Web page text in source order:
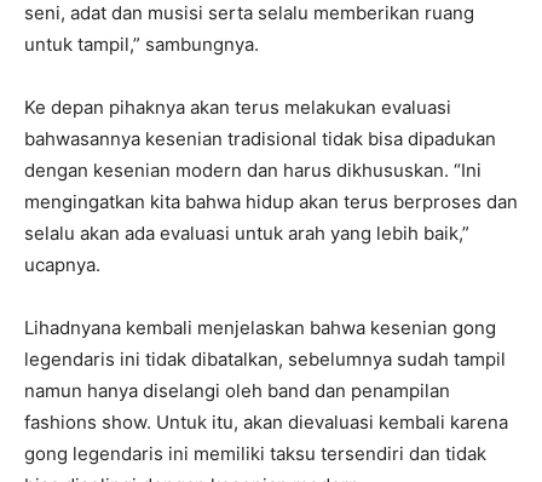
seni, adat dan musisi serta selalu memberikan ruang
untuk tampil,” sambungnya.
Ke depan pihaknya akan terus melakukan evaluasi
bahwasannya kesenian tradisional tidak bisa dipadukan
dengan kesenian modern dan harus dikhususkan. “Ini
mengingatkan kita bahwa hidup akan terus berproses dan
selalu akan ada evaluasi untuk arah yang lebih baik,”
ucapnya.
Lihadnyana kembali menjelaskan bahwa kesenian gong
legendaris ini tidak dibatalkan, sebelumnya sudah tampil
namun hanya diselangi oleh band dan penampilan
fashions show. Untuk itu, akan dievaluasi kembali karena
gong legendaris ini memiliki taksu tersendiri dan tidak